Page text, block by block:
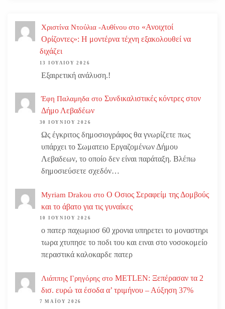
Χριστίνα Ντούλια -Αυθίνου στο «Ανοιχτοί
Ορίζοντες»: Η μοντέρνα τέχνη εξακολουθεί να
διχάζει
13 ΙΟΥΛΊΟΥ 2026
Εξαιρετική ανάλυση.!
Έφη Παλαμηδα στο Συνδικαλιστικές κόντρες στον
Δήμο Λεβαδέων
30 ΙΟΥΝΊΟΥ 2026
Ως έγκριτος δημοσιογράφος θα γνωρίζετε πως
υπάρχει το Σωματειο Εργαζομένων Δήμου
Λεβαδεων, το οποίο δεν είναι παράταξη. Βλέπω
δημοσιεύσετε σχεδόν…
Myriam Drakou στο Ο Οσιος Σεραφείμ της Δομβούς
και το άβατο για τις γυναίκες
10 ΙΟΥΝΊΟΥ 2026
ο πατερ παχωμιοσ 60 χρονια υπηρετει το μοναστηρι
τωρα χτυπησε το ποδι του και ειναι στο νοσοκομείο
περαστικά καλοκαρδε πατερ
Λιάππης Γρηγόρης στο METLEN: Ξεπέρασαν τα 2
δισ. ευρώ τα έσοδα α’ τριμήνου – Αύξηση 37%
7 ΜΑΪ́ΟΥ 2026